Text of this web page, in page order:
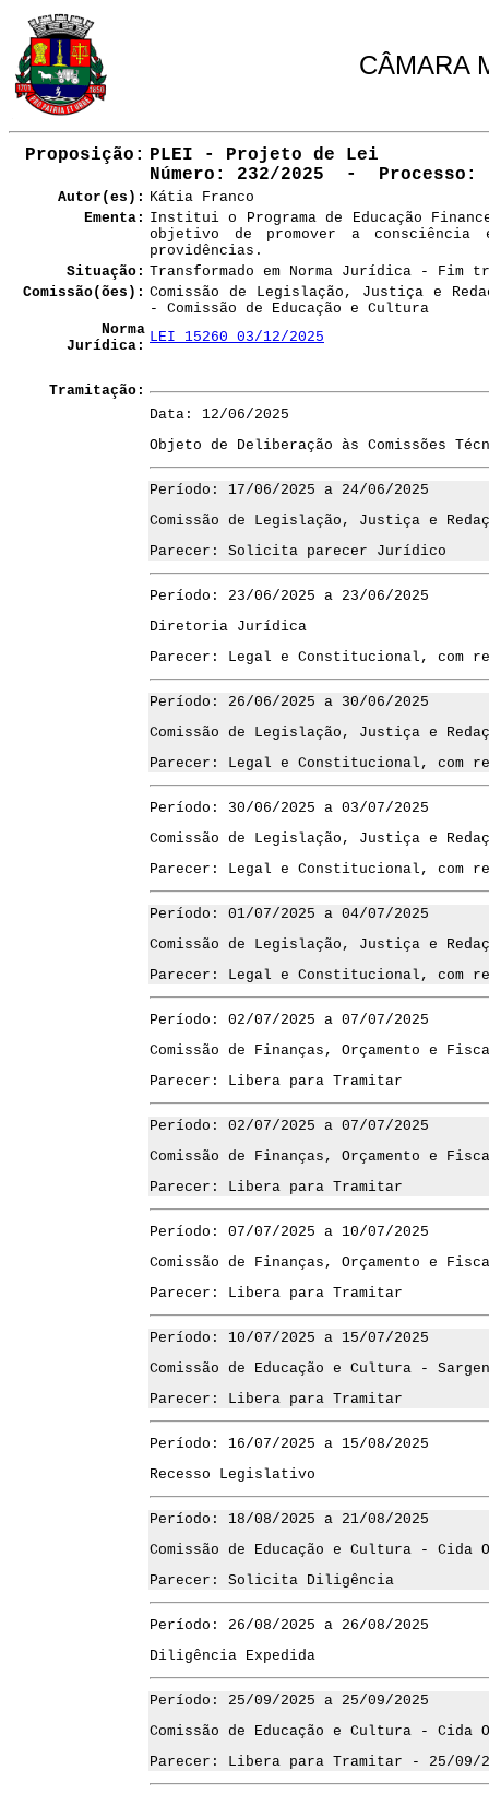
CÂMARA
Proposição: PLEI - Projeto de Lei
Número : 232/2025 - Processo:
Autor(es): Kátia Franco
Ementa: Institui o Programa de Educação
objetivo de promover a
providências.
Situação: Transformado em Norma Jurídica - Fim
Comissão(ões): Comissão de Legislação, Justiça e
- Comissão de Educação e Cultura
Norma
Jurídica:
LEI 15260 03/12/2025
Tramitação:
Data: 12/06/2025
Objeto de Deliberação às Comissões
Período: 17/06/2025 a 24/06/2025
Comissão de Legislação, Justiça e
Parecer: Solicita parecer Jurídico
Período: 23/06/2025 a 23/06/2025
Diretoria Jurídica
Parecer: Legal e Constitucional, com
Período: 26/06/2025 a 30/06/2025
Comissão de Legislação, Justiça e
Parecer: Legal e Constitucional, com
Período: 30/06/2025 a 03/07/2025
Comissão de Legislação, Justiça e
Parecer: Legal e Constitucional, com
Período: 01/07/2025 a 04/07/2025
Comissão de Legislação, Justiça e
Parecer: Legal e Constitucional, com
Período: 02/07/2025 a 07/07/2025
Comissão de Finanças, Orçamento e
Parecer: Libera para Tramitar
Período: 02/07/2025 a 07/07/2025
Comissão de Finanças, Orçamento e
Parecer: Libera para Tramitar
Período: 07/07/2025 a 10/07/2025
Comissão de Finanças, Orçamento e
Parecer: Libera para Tramitar
Período: 10/07/2025 a 15/07/2025
Comissão de Educação e Cultura -
Parecer: Libera para Tramitar
Período: 16/07/2025 a 15/08/2025
Recesso Legislativo
Período: 18/08/2025 a 21/08/2025
Comissão de Educação e Cultura - Cida
Parecer: Solicita Diligência
Período: 26/08/2025 a 26/08/2025
Diligência Expedida
Período: 25/09/2025 a 25/09/2025
Comissão de Educação e Cultura - Cida
Parecer: Libera para Tramitar - 25/09/